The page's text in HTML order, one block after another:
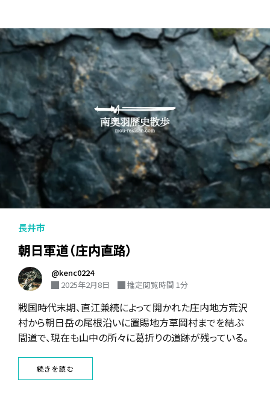
長井市
朝日軍道（庄内直路）
@kenc0224
2025年2月8日
推定閲覧時間 1分
戦国時代末期、直江兼続によって開かれた庄内地方荒沢
村から朝日岳の尾根沿いに置賜地方草岡村までを結ぶ
間道で、現在も山中の所々に葛折りの道跡が残っている。
続きを読む